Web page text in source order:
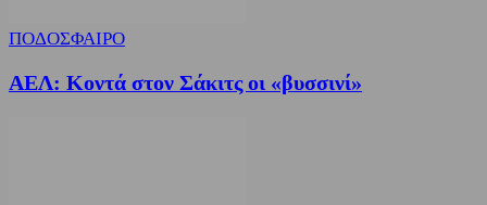
ΠΟΔΟΣΦΑΙΡΟ
ΑΕΛ: Κοντά στον Σάκιτς οι «βυσσινί»